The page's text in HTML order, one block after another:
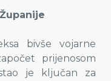
bivše vojarne
prijenosom
je ključan za